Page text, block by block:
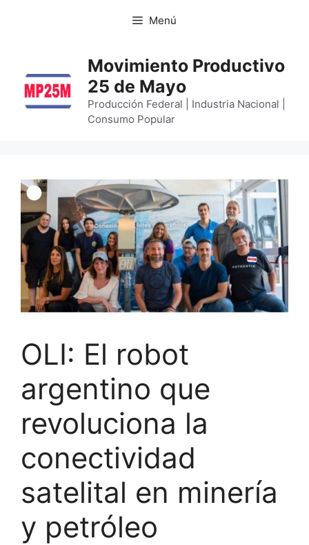
Menú
Movimiento Productivo
25 de Mayo
Producción Federal | Industria Nacional |
Consumo Popular
OLI: El robot
argentino que
revoluciona la
conectividad
satelital en minería
y petróleo